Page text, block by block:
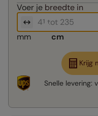
Voer je breedte in
mm cm
Krijg
Snelle levering: